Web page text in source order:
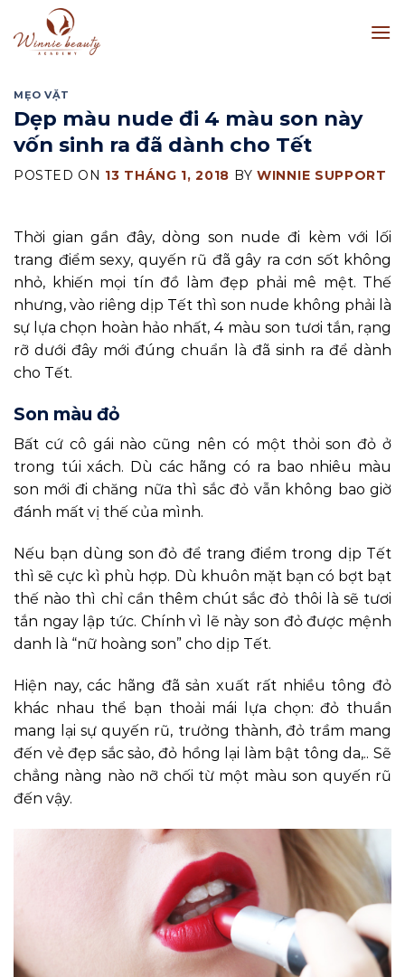
to
content
MẸO VẶT
Dẹp màu nude đi 4 màu son này
vốn sinh ra đã dành cho Tết
POSTED ON 13 THÁNG 1, 2018 BYWINNIE SUPPORT
Thời gian gần đây, dòng son nude đi kèm với lối
trang điểm sexy, quyến rũ đã gây ra cơn sốt không
nhỏ, khiến mọi tín đồ làm đẹp phải mê mệt. Thế
nhưng, vào riêng dịp Tết thì son nude không phải là
sự lựa chọn hoàn hảo nhất, 4 màu son tươi tắn, rạng
rỡ dưới đây mới đúng chuẩn là đã sinh ra để dành
cho Tết.
Son màu đỏ
Bất cứ cô gái nào cũng nên có một thỏi son đỏ ở
trong túi xách. Dù các hãng có ra bao nhiêu màu
son mới đi chăng nữa thì sắc đỏ vẫn không bao giờ
đánh mất vị thế của mình.
Nếu bạn dùng son đỏ để trang điểm trong dịp Tết
thì sẽ cực kì phù hợp. Dù khuôn mặt bạn có bợt bạt
thế nào thì chỉ cần thêm chút sắc đỏ thôi là sẽ tươi
tắn ngay lập tức. Chính vì lẽ này son đỏ được mệnh
danh là “nữ hoàng son” cho dịp Tết.
Hiện nay, các hãng đã sản xuất rất nhiều tông đỏ
khác nhau thể bạn thoải mái lựa chọn: đỏ thuần
mang lại sự quyến rũ, trưởng thành, đỏ trầm mang
đến vẻ đẹp sắc sảo, đỏ hồng lại làm bật tông da,.. Sẽ
chẳng nàng nào nỡ chối từ một màu son quyến rũ
đến vậy.